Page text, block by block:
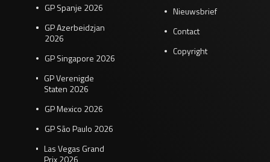
GP Spanje 2026
GP Azerbeidzjan
2026
GP Singapore 2026
GP Verenigde
Staten 2026
GP Mexico 2026
GP São Paulo 2026
Las Vegas Grand
Prix 2026
Nieuwsbrief
Contact
Copyright